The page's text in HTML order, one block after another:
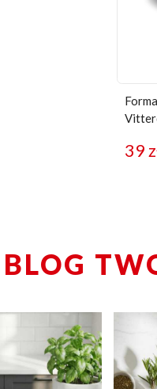
39
BLOG